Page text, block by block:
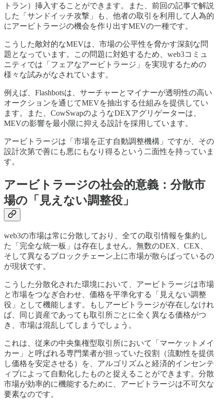
トラン）挿入することができます。また、前回の記事で解説
した「サンドイッチ攻撃」も、他者の取引を利用して人為的
にアービトラージの機会を作り出すMEVの一種です。
こうした敵対的なMEVは、市場の公平性を脅かす深刻な問
題となっています。この問題に対処するため、web3コミュ
ニティでは「フェアなアービトラージ」を実現するための
様々な試みがなされています。
例えば、Flashbotsは、サーチャーとマイナーが透明性の高い
オークションを通じてMEVを抽出する仕組みを提供してい
ます。また、CowSwapのようなDEXアグリゲーターは、
MEVの影響を最小限に抑える設計を採用しています。
アービトラージは「市場を正す自動調整機構」ですが、その
設計次第で善にも悪にもなり得るという二面性を持っていま
す。
アービトラージの社会的意義：分散市
場の「見えない調整役」
web3の市場は常に分散しており、全ての取引情報を集約し
た「完全な統一板」は存在しません。無数のDEX、CEX、
そして異なるブロックチェーン上に市場が散らばっているの
が現状です。
こうした分散化された環境において、アービトラージは市場
と市場をつなぎ合わせ、価格を平準化する「見えない調整
役」として機能します。もしアービトラージが存在しなけれ
ば、同じ資産であっても取引所ごとに全く異なる価格がつ
き、市場は混乱してしまうでしょう。
これは、従来の中央集権型取引所において「マーケットメイ
カー」と呼ばれる専門業者が担っていた役割（流動性を提供
し価格を安定させる）を、アルゴリズムと経済的インセンテ
ィブによって自動化したものと捉えることができます。分散
市場が効率的に機能するために、アービトラージは不可欠な
要素なのです。